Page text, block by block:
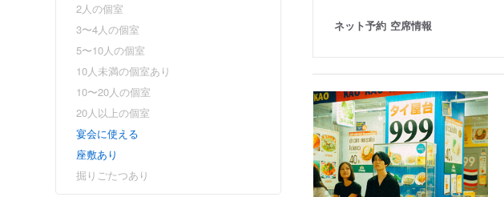
2人の個室
3〜4人の個室
5〜10人の個室
10人未満の個室あり
10〜20人の個室
20人以上の個室
宴会に使える
座敷あり
掘りごたつあり
ネット予約 空席情報